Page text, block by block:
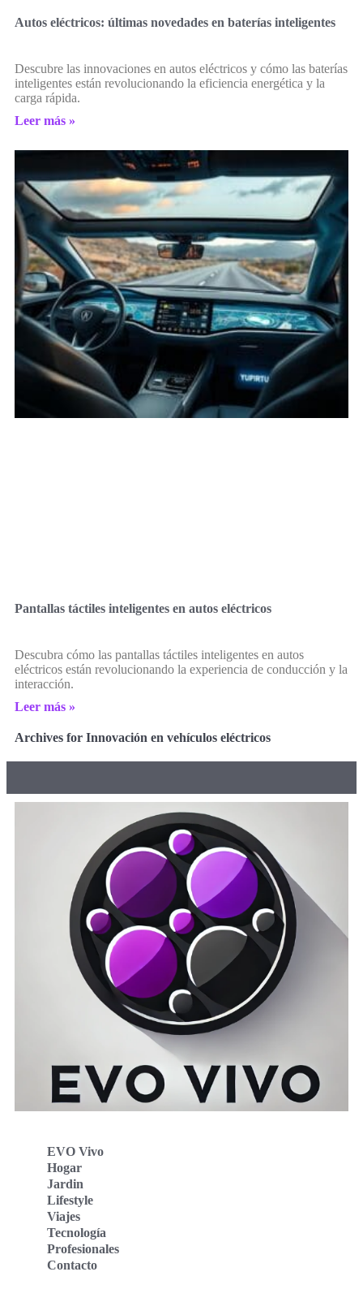
Autos eléctricos: últimas novedades en baterías inteligentes
Descubre las innovaciones en autos eléctricos y cómo las baterías
inteligentes están revolucionando la eficiencia energética y la
carga rápida.
Leer más »
Pantallas táctiles inteligentes en autos eléctricos
Descubra cómo las pantallas táctiles inteligentes en autos
eléctricos están revolucionando la experiencia de conducción y la
interacción.
Leer más »
Archives for Innovación en vehículos eléctricos
EVO Vivo
Hogar
Jardin
Lifestyle
Viajes
Tecnología
Profesionales
Contacto